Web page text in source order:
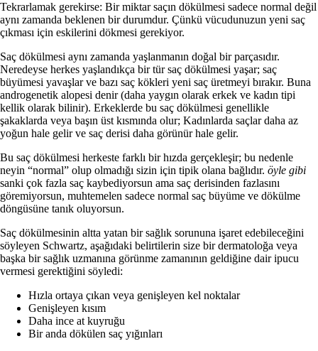
Tekrarlamak gerekirse: Bir miktar saçın dökülmesi sadece normal değil
aynı zamanda beklenen bir durumdur. Çünkü vücudunuzun yeni saç
çıkması için eskilerini dökmesi gerekiyor.
Saç dökülmesi aynı zamanda yaşlanmanın doğal bir parçasıdır.
Neredeyse herkes yaşlandıkça bir tür saç dökülmesi yaşar; saç
büyümesi yavaşlar ve bazı saç kökleri yeni saç üretmeyi bırakır. Buna
androgenetik alopesi denir (daha yaygın olarak erkek ve kadın tipi
kellik olarak bilinir). Erkeklerde bu saç dökülmesi genellikle
şakaklarda veya başın üst kısmında olur; Kadınlarda saçlar daha az
yoğun hale gelir ve saç derisi daha görünür hale gelir.
Bu saç dökülmesi herkeste farklı bir hızda gerçekleşir; bu nedenle
neyin “normal” olup olmadığı sizin için tipik olana bağlıdır. öyle gibi
sanki çok fazla saç kaybediyorsun ama saç derisinden fazlasını
göremiyorsun, muhtemelen sadece normal saç büyüme ve dökülme
döngüsüne tanık oluyorsun.
Saç dökülmesinin altta yatan bir sağlık sorununa işaret edebileceğini
söyleyen Schwartz, aşağıdaki belirtilerin size bir dermatoloğa veya
başka bir sağlık uzmanına görünme zamanının geldiğine dair ipucu
vermesi gerektiğini söyledi:
Hızla ortaya çıkan veya genişleyen kel noktalar
Genişleyen kısım
Daha ince at kuyruğu
Bir anda dökülen saç yığınları